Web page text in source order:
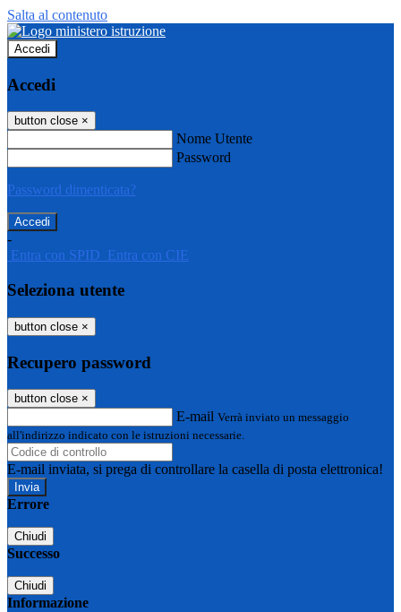
Salta al contenuto
Accedi
Accedi
button close ×
Nome Utente
Password
Password dimenticata?
-
Entra con SPID Entra con CIE
Seleziona utente
button close ×
Recupero password
button close ×
E-mail Verrà inviato un messaggio
all'indirizzo indicato con le istruzioni necessarie.
E-mail inviata, si prega di controllare la casella di posta elettronica!
Errore
Chiudi
Successo
Chiudi
Informazione